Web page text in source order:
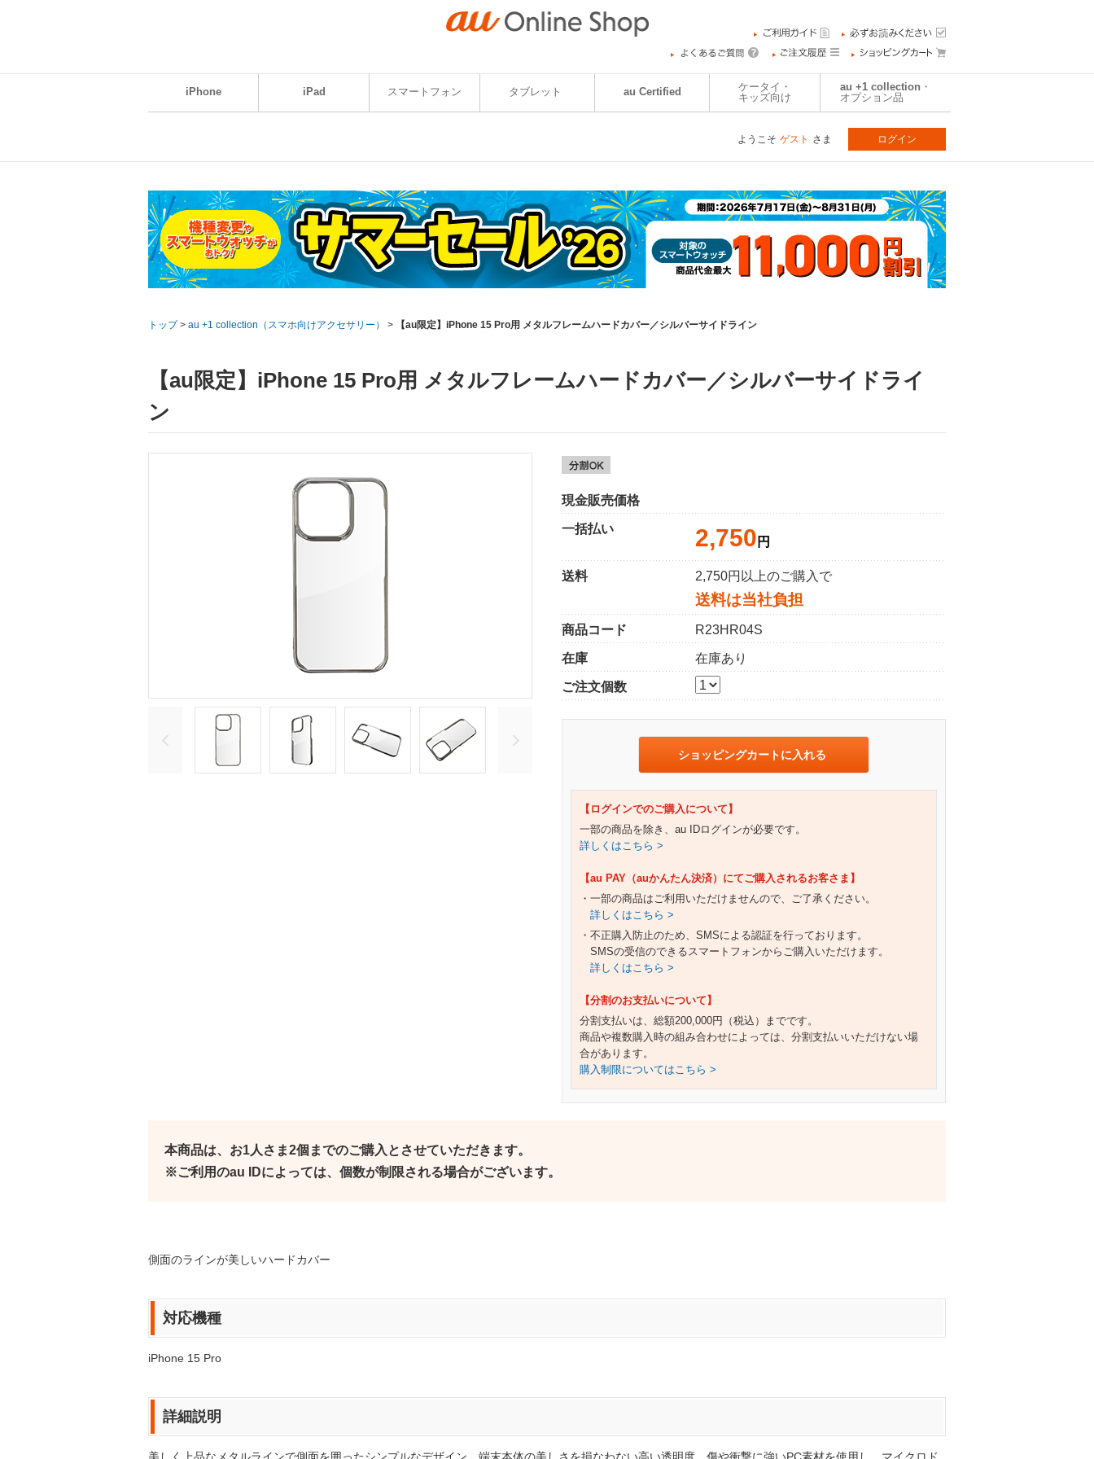
iPhone iPad スマートフォン タブレット au Certified
ケータイ・
キッズ向け
au +1 collection・
オプション品
ようこそ ゲスト さま ログイン
トップ > au +1 collection（スマホ向けアクセサリー） > 【au限定】iPhone 15 Pro用 メタルフレームハードカバー／シルバーサイドライン
【au限定】iPhone 15 Pro用 メタルフレームハードカバー／シルバーサイドライ
ン
現金販売価格
一括払い
2,750 円
送料 2,750円以上のご購入で
送料は当社負担
商品コード
R23HR04S
在庫
在庫あり
ご注文個数
ショッピングカートに入れる
【ログインでのご購入について】
一部の商品を除き、au IDログインが必要です。
詳しくはこちら >
【au PAY（auかんたん決済）にてご購入されるお客さま】
・一部の商品はご利用いただけませんので、ご了承ください。
詳しくはこちら >
・不正購入防止のため、SMSによる認証を行っております。
SMSの受信のできるスマートフォンからご購入いただけます。
詳しくはこちら >
【分割のお支払いについて】
分割支払いは、総額200,000円（税込）までです。
商品や複数購入時の組み合わせによっては、分割支払いいただけない場
合があります。
購入制限についてはこちら >
本商品は、お1人さま2個までのご購入とさせていただきます。
※ご利用のau IDによっては、個数が制限される場合がございます。
側面のラインが美しいハードカバー
対応機種
iPhone 15 Pro
詳細説明